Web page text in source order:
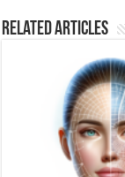
Related Articles